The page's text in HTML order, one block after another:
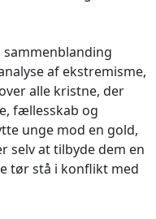
af ekstremisme,
alle kristne, der
fællesskab og
unge mod en gold,
selv at tilbyde dem en
tør stå i konflikt med